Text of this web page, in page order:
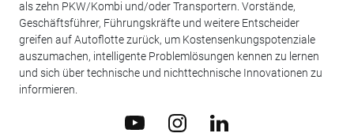
als zehn PKW/Kombi und/oder Transportern. Vorstände,
Geschäftsführer, Führungskräfte und weitere Entscheider
greifen auf Autoflotte zurück, um Kostensenkungspotenziale
auszumachen, intelligente Problemlösungen kennen zu lernen
und sich über technische und nichttechnische Innovationen zu
informieren.